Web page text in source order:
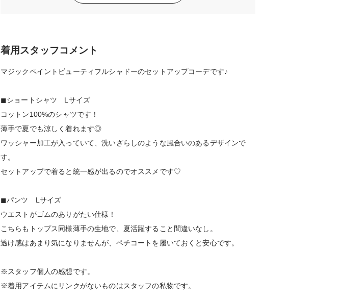
着用スタッフコメント
マジックペイントビューティフルシャドーのセットアップコーデです♪
◼︎ショートシャツ Lサイズ
コットン100%のシャツです！
薄手で夏でも涼しく着れます◎
ワッシャー加工が入っていて、洗いざらしのような風合いのあるデザインで
す。
セットアップで着ると統一感が出るのでオススメです♡
◼︎パンツ Lサイズ
ウエストがゴムのありがたい仕様！
こちらもトップス同様薄手の生地で、夏活躍すること間違いなし。
透け感はあまり気になりませんが、ペチコートを履いておくと安心です。
※スタッフ個人の感想です。
※着用アイテムにリンクがないものはスタッフの私物です。